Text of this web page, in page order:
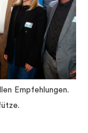
Empfehlungen.